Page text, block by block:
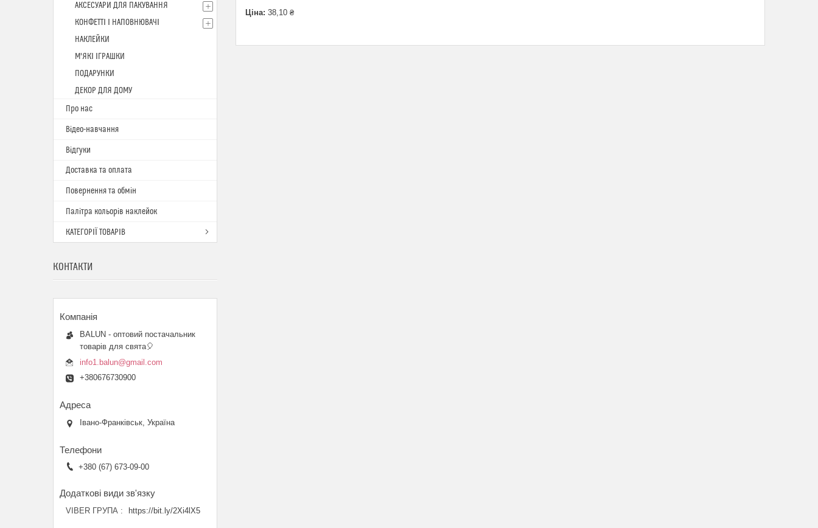
Ціна: 38,10 ₴
АКСЕСУАРИ ДЛЯ ПАКУВАННЯ
КОНФЕТТІ І НАПОВНЮВАЧІ
НАКЛЕЙКИ
М'ЯКІ ІГРАШКИ
ПОДАРУНКИ
ДЕКОР ДЛЯ ДОМУ
Про нас
Відео-навчання
Відгуки
Доставка та оплата
Повернення та обмін
Палітра кольорів наклейок
КАТЕГОРІЇ ТОВАРІВ
КОНТАКТИ
BALUN - оптовий постачальник
товарів для свята🎈
info1.balun@gmail.com
+380676730900
Івано-Франківськ, Україна
+380 (67) 673-09-00
VIBER ГРУПА https://bit.ly/2Xi4lX5